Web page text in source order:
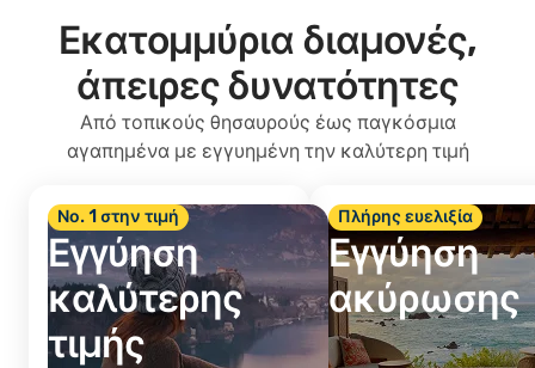
Εκατομμύρια διαμονές,
άπειρες δυνατότητες
Από τοπικούς θησαυρούς έως παγκόσμια
αγαπημένα με εγγυημένη την καλύτερη τιμή
Νο. 1 στην τιμή
Εγγύηση
καλύτερης
τιμής
Πλήρης ευελιξία
Εγγύηση
ακύρωσης